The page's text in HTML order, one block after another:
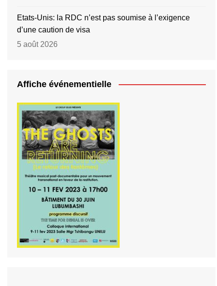
Etats-Unis: la RDC n’est pas soumise à l’exigence
d’une caution de visa
5 août 2026
Affiche événementielle